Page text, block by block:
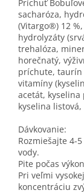
Príchuť
sacharóza,
(Vitargo®) 12
hydrolyzáty
trehalóza,
horečnatý,
príchute, taurín
vitamíny
acetát,
kyselina
Dávkovanie:
Rozmiešajte 4-
vody.
Pite počas
Pri veľmi
koncentráciu